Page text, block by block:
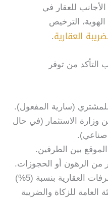
للعقار في
الترخيص
العقارية.
التأكد من توفر
(سارية المفعول).
وزارة الاستثمار (في حال
صناعي).
بين الطرفين.
من الرهون أو الحجوزات.
إيصال سداد ضريبة التصرفات العقارية بنسبة (5%)
العامة للزكاة والضريبة